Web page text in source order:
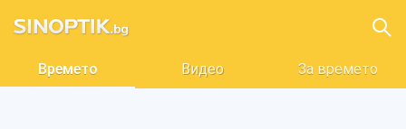
Времето Видео За времето